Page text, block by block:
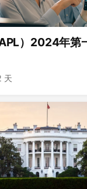
）2024年第
天